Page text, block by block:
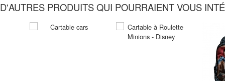
D'AUTRES PRODUITS QUI POURRAIENT VOUS